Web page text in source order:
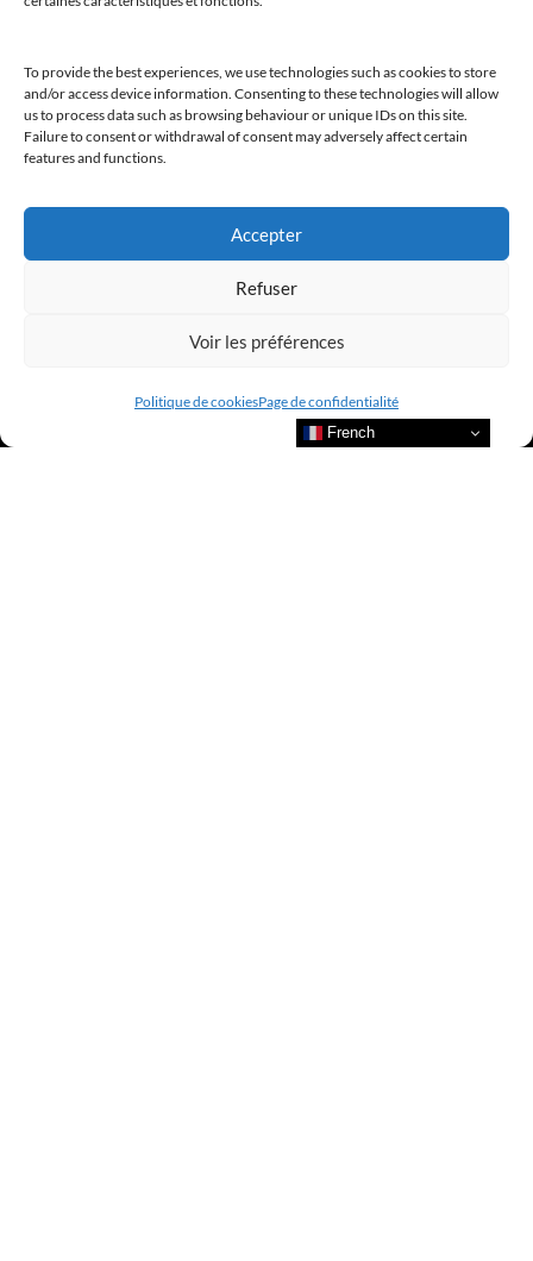
To provide the best experiences, we use technologies such as cookies to store
and/or access device information. Consenting to these technologies will allow
us to process data such as browsing behaviour or unique IDs on this site.
Failure to consent or withdrawal of consent may adversely affect certain
features and functions.
Accepter
Refuser
Voir les préférences
Politique de cookiesPage de confidentialité
@clubamilcar
French